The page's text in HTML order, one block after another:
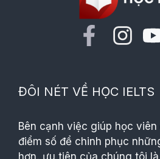
ĐÔI NÉT VỀ HỌC IELTS
Bên cạnh việc giúp học
điểm số để chinh phục
hơn, ưu tiên của chúng tôi